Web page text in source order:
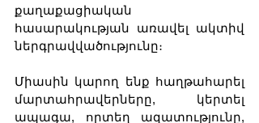
քաղաքացիական
հասարակության առավել ակտիվ
ներգրավվածությունը։
Միասին կարող ենք հաղթահարել
մարտահրավերները, կերտել
ապագա, որտեղ ազատությունը,